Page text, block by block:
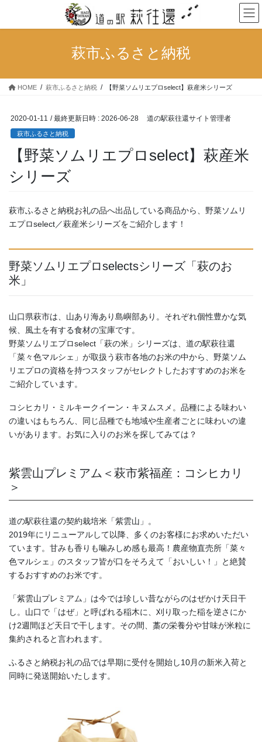
テ
ス
ゲ
ン
萩市ふるさと納税
HOME 萩市ふるさと納税 【野菜ソムリエプロselect】萩産米シリーズ
2020-01-11 / 最終更新日時 : 2026-06-28 道の駅萩往還サイト管理者
萩市ふるさと納税
【野菜ソムリエプロselect】萩産米
シリーズ
萩市ふるさと納税お礼の品へ出品している商品から、野菜ソムリ
エプロselect／萩産米シリーズをご紹介します！
野菜ソムリエプロselectsシリーズ「萩のお
米」
山口県萩市は、山あり海あり島嶼部あり。それぞれ個性豊かな気
候、風土を有する食材の宝庫です。
野菜ソムリエプロselect「萩の米」シリーズは、道の駅萩往還
「菜々色マルシェ」が取扱う萩市各地のお米の中から、野菜ソム
リエプロの資格を持つスタッフがセレクトしたおすすめのお米を
ご紹介しています。
コシヒカリ・ミルキークイーン・キヌムスメ。品種による味わい
の違いはもちろん、同じ品種でも地域や生産者ごとに味わいの違
いがあります。お気に入りのお米を探してみては？
紫雲山プレミアム＜萩市紫福産：コシヒカリ
＞
道の駅萩往還の契約栽培米「紫雲山」。
2019年にリニューアルして以降、多くのお客様にお求めいただい
ています。甘みも香りも噛みしめ感も最高！農産物直売所「菜々
色マルシェ」のスタッフ皆が口をそろえて「おいしい！」と絶賛
するおすすめのお米です。
「紫雲山プレミアム」は今では珍しい昔ながらのはぜかけ天日干
し。山口で「はぜ」と呼ばれる稲木に、刈り取った稲を逆さにか
け2週間ほど天日で干します。その間、藁の栄養分や甘味が米粒に
集約されると言われます。
ふるさと納税お礼の品では早期に受付を開始し10月の新米入荷と
同時に発送開始いたします。